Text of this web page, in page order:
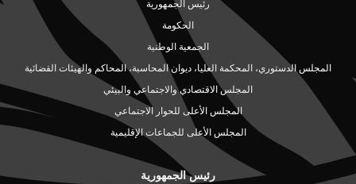
رئيس الجمهورية
الحكومة
الجمعية الوطنية
المجلس الدستوري، المحكمة العليا، ديوان المحاسبة، المحاكم والهيئات القضائية
المجلس الاقتصادي والاجتماعي والبيئي
المجلس الأعلى للحوار الاجتماعي
المجلس الأعلى للجماعات الإقليمية
رئيس الجمهورية